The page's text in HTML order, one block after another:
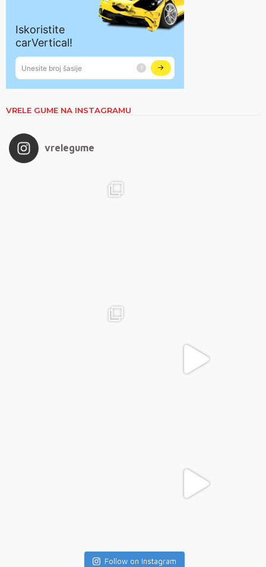
VRELE GUME NA INSTAGRAMU
vrelegume
Follow on Instagram